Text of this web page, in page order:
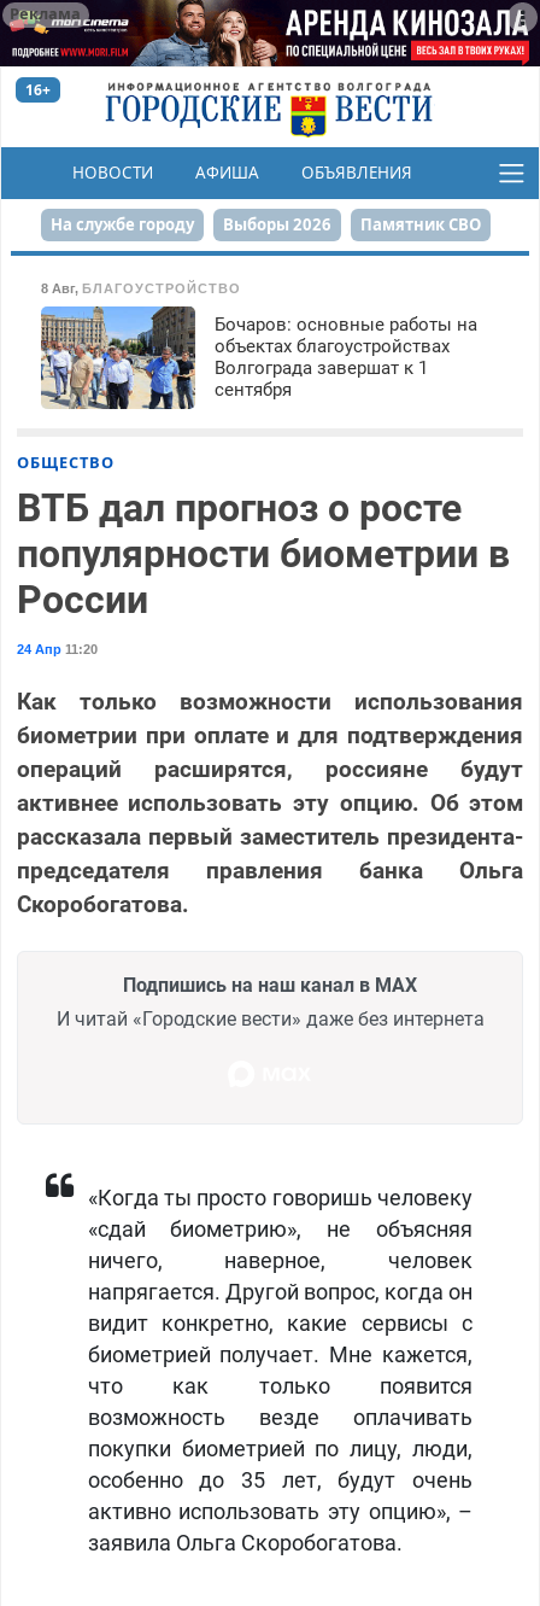
Реклама
16+
НОВОСТИ АФИША ОБЪЯВЛЕНИЯ
КОНКУРСЫ
На службе городу Выборы 2026 Памятник СВО
Сталинград в сердце
Набережная День Победы Реконструкция ЦПКиО
80-летие Победы Парк Героев-летчиков
8 Авг, БЛАГОУСТРОЙСТВО
Бочаров: основные работы на
объектах благоустройствах
Волгограда завершат к 1
сентября
ОБЩЕСТВО
ВТБ дал прогноз о росте
популярности биометрии в
России
24 Апр11:20
Как только возможности использования
биометрии при оплате и для подтверждения
операций расширятся, россияне будут
активнее использовать эту опцию. Об этом
рассказала первый заместитель президента-
председателя правления банка Ольга
Скоробогатова.
Подпишись на наш канал в MAX
И читай «Городские вести» даже без интернета
«Когда ты просто говоришь человеку
«сдай биометрию», не объясняя
ничего, наверное, человек
напрягается. Другой вопрос, когда он
видит конкретно, какие сервисы с
биометрией получает. Мне кажется,
что как только появится
возможность везде оплачивать
покупки биометрией по лицу, люди,
особенно до 35 лет, будут очень
активно использовать эту опцию», –
заявила Ольга Скоробогатова.